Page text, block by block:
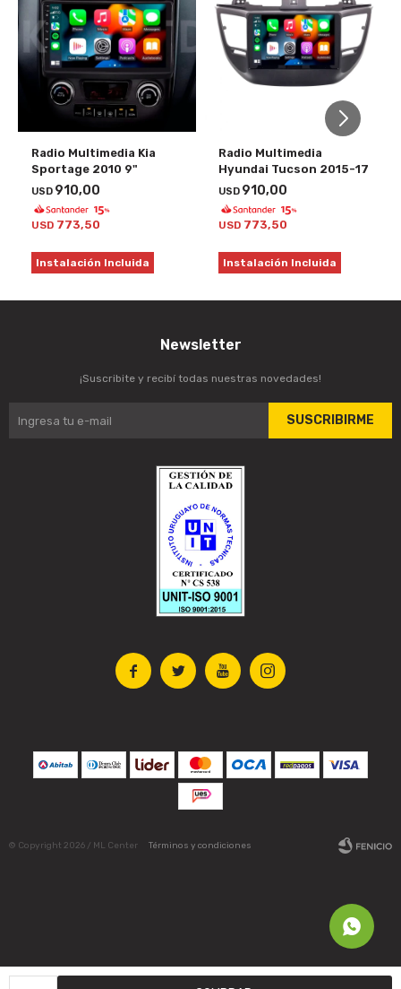
Radio Multimedia Kia
Sportage 2010 9"
USD 910,00
USD 773,50
Instalación Incluida
Radio Multimedia
Hyundai Tucson 2015-17
USD 910,00
USD 773,50
Instalación Incluida
   
Newsletter
¡Suscribite y recibí todas nuestras novedades!
SUSCRIBIRME
© Copyright 2026 / ML Center Términos y condiciones
Fenicio